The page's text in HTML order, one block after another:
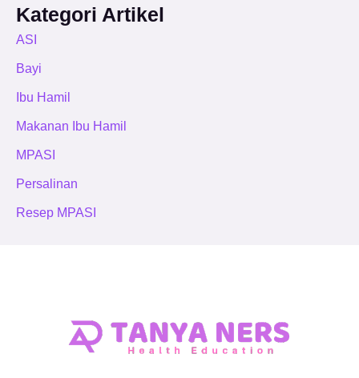
Kategori Artikel
ASI
Bayi
Ibu Hamil
Makanan Ibu Hamil
MPASI
Persalinan
Resep MPASI